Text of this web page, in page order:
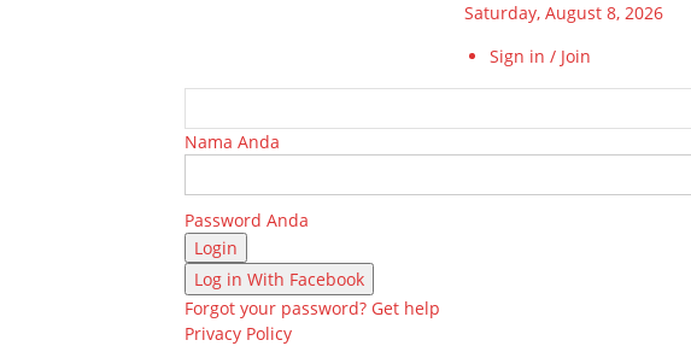
Saturday, August 8, 2026
Sign in / Join
Nama Anda
Password Anda
Log in With Facebook
Forgot your password? Get help
Privacy Policy